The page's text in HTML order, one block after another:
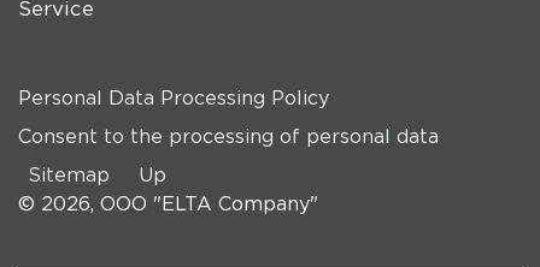
Service
Personal Data Processing Policy
Consent to the processing of personal data
Sitemap
Up
© 2026, OOO "ELTA Company"